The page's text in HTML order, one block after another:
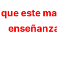
este